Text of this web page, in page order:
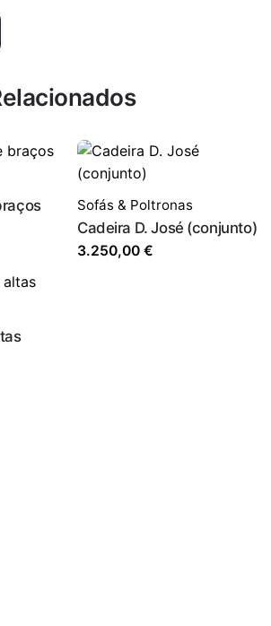
Sofás & Poltronas
Cadeira D. José (conjunto)
3.250,00 €